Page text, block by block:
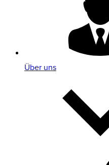
Über uns